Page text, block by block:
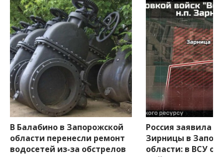
В Балабино в Запорожской
области перенесли ремонт
водосетей из-за обстрелов
Россия заявила о
Зирницы в
области: в ВСУ